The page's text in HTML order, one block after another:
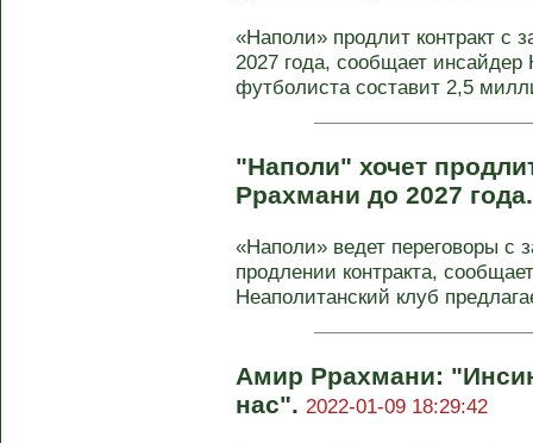
«Наполи» продлит контракт
2027 года, сообщает
футболиста составит 2,5
"Наполи" хочет
Ррахмани до 2027
«Наполи» ведет переговоры
продлении контракта,
Неаполитанский клуб
Амир Ррахмани:
нас". 2022-01-09 18:29:42